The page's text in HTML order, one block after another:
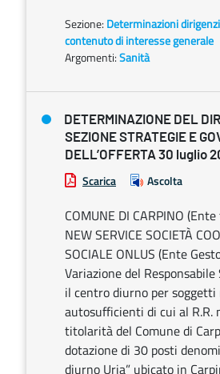
Sezione: Determinazioni
contenuto di interesse generale
Argomenti:Sanità
DETERMINAZIONE DEL
SEZIONE STRATEGIE E
DELL’OFFERTA 30 luglio
Scarica Ascolta
COMUNE DI CARPINO
NEW SERVICE SOCIETÀ
SOCIALE ONLUS (Ente
Variazione del
il centro diurno per soggetti
autosufficienti di cui al R.R.
titolarità del Comune di
dotazione di 30 posti
diurno Uria” ubicato in